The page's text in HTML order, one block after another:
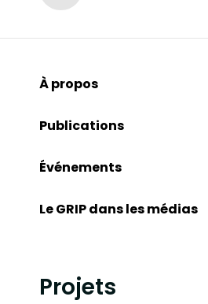
À propos
Publications
Événements
Le GRIP dans les médias
Projets